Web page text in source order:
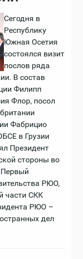
Сегодня в
Республику
Южная Осетия
состоялся визит
послов ряда
В состав
Филипп
Флор, посол
Фабрицио
в Грузии
Президент
стороны во
Первый
РЮО,
части СКК
РЮО –
дел